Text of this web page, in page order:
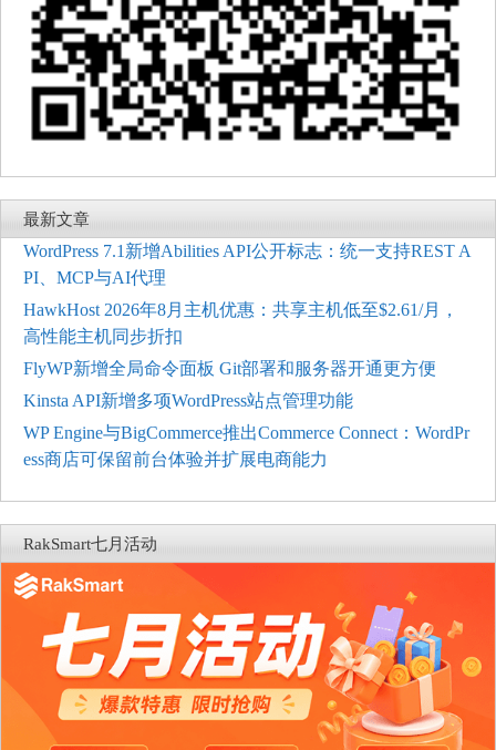
最新文章
WordPress 7.1新增Abilities API公开标志：统一支持REST A
PI、MCP与AI代理
HawkHost 2026年8月主机优惠：共享主机低至$2.61/月，
高性能主机同步折扣
FlyWP新增全局命令面板 Git部署和服务器开通更方便
Kinsta API新增多项WordPress站点管理功能
WP Engine与BigCommerce推出Commerce Connect：WordPr
ess商店可保留前台体验并扩展电商能力
RakSmart七月活动